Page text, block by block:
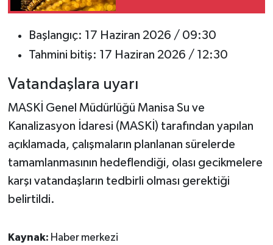
Başlangıç: 17 Haziran 2026 / 09:30
Tahmini bitiş: 17 Haziran 2026 / 12:30
Vatandaşlara uyarı
MASKİ Genel Müdürlüğü Manisa Su ve
Kanalizasyon İdaresi (MASKİ) tarafından yapılan
açıklamada, çalışmaların planlanan sürelerde
tamamlanmasının hedeflendiği, olası gecikmelere
karşı vatandaşların tedbirli olması gerektiği
belirtildi.
Kaynak: Haber merkezi